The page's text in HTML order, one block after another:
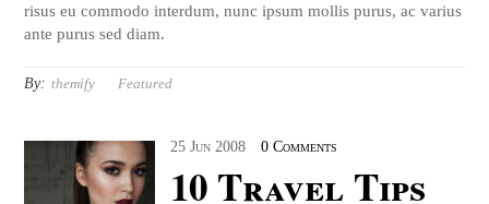
risus eu commodo interdum, nunc ipsum mollis purus, ac varius
ante purus sed diam.
By: themify Featured
25 Jun 2008 0 Comments
10 Travel Tips